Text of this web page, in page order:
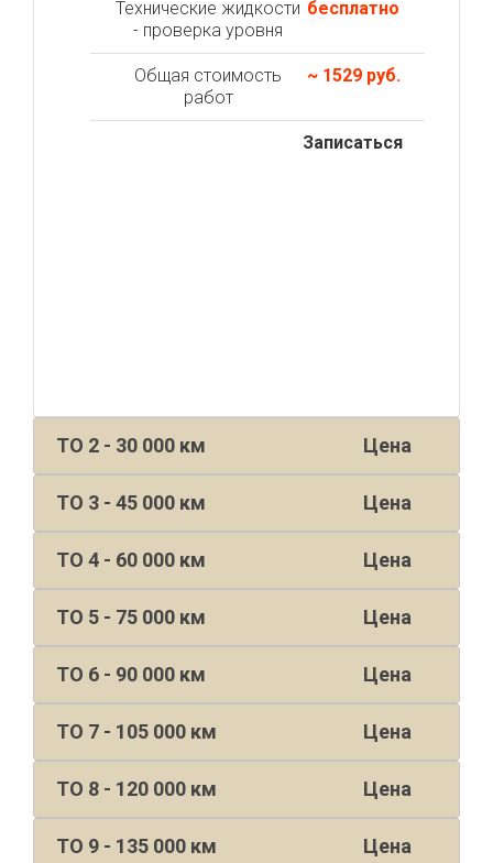
Технические жидкости
- проверка уровня
бесплатно
Общая стоимость
работ
~ 1529 руб.
Записаться
ТО 2 - 30 000 км Цена
ТО 3 - 45 000 км Цена
ТО 4 - 60 000 км Цена
ТО 5 - 75 000 км Цена
ТО 6 - 90 000 км Цена
ТО 7 - 105 000 км Цена
ТО 8 - 120 000 км Цена
ТО 9 - 135 000 км Цена